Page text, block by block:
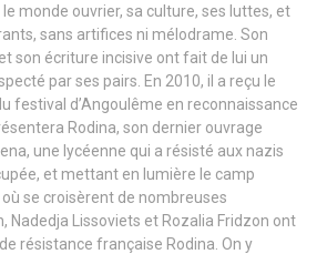
le monde ouvrier, sa culture, ses luttes, et
sans artifices ni mélodrame. Son
son écriture incisive ont fait de lui un
par ses pairs. En 2010, il a reçu le
festival d’Angoulême en reconnaissance
Rodina, son dernier ouvrage
une lycéenne qui a résisté aux nazis
et mettant en lumière le camp
où se croisèrent de nombreuses
Nadedja Lissoviets et Rozalia Fridzon ont
résistance française Rodina. On y